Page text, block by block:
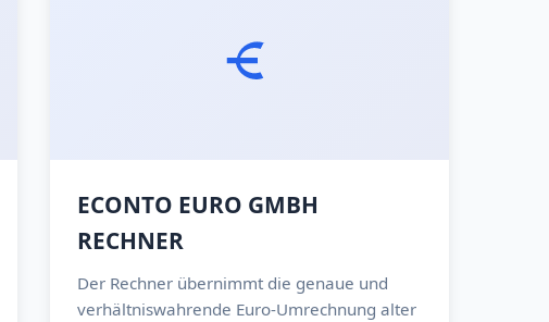
ECONTO EURO GMBH
RECHNER
Der Rechner übernimmt die genaue und
verhältniswahrende Euro-Umrechnung alter